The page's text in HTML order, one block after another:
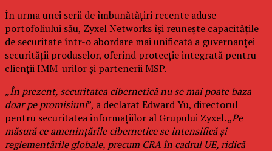
În urma unei serii de îmbunătățiri recente aduse
portofoliului său, Zyxel Networks își reunește capacitățile
de securitate într-o abordare mai unificată a guvernanței
securității produselor, oferind protecție integrată pentru
clienții IMM-urilor și partenerii MSP.
„În prezent, securitatea cibernetică nu se mai poate baza
doar pe promisiuni”, a declarat Edward Yu, directorul
pentru securitatea informațiilor al Grupului Zyxel. „Pe
măsură ce amenințările cibernetice se intensifică și
reglementările globale, precum CRA în cadrul UE, ridică